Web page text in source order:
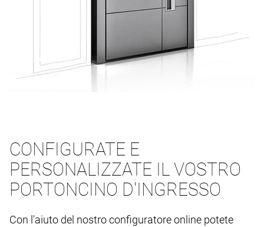
CONFIGURATE E
PERSONALIZZATE IL VOSTRO
PORTONCINO D'INGRESSO
Con l'aiuto del nostro configuratore online potete